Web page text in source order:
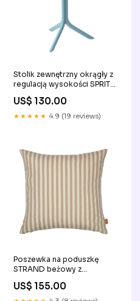
Stolik zewnętrzny okrągły z
regulacją wysokości SPRITZ
błękitny produkt z
recyclingu
US$ 130.00
★★★★★ 4.9 (19 reviews)
Poszewka na poduszkę
STRAND beżowy z
kawowym
Wypełnienie:Brak
US$ 155.00